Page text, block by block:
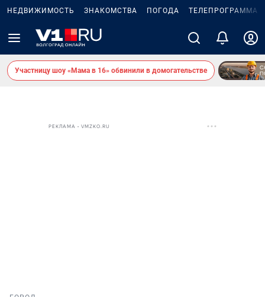
НЕДВИЖИМОСТЬ ЗНАКОМСТВА ПОГОДА ТЕЛЕПРОГРАММА
Участницу шоу «Мама в 16» обвинили в домогательстве
РЕКЛАМА • VMZKO.RU